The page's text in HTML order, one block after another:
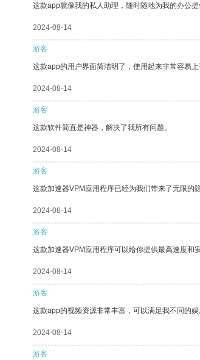
这款app就像我的私人助理，随时随地为我的办公
2024-08-14
游客
这款app的用户界面简洁明了，使用起来非常容易
2024-08-14
游客
这款软件简直是神器，解决了我所有问题。
2024-08-14
游客
这款加速器VPM应用程序已经为我们带来了无限的
2024-08-14
游客
这款加速器VPM应用程序可以给你提供最高速度和
2024-08-14
游客
这款app的视频资源非常丰富，可以满足我不同的娱
2024-08-14
游客